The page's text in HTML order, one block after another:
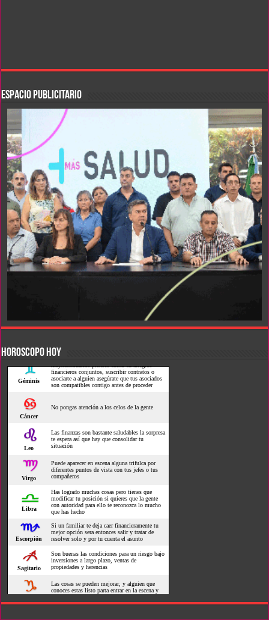
ESPACIO PUBLICITARIO
HOROSCOPO HOY